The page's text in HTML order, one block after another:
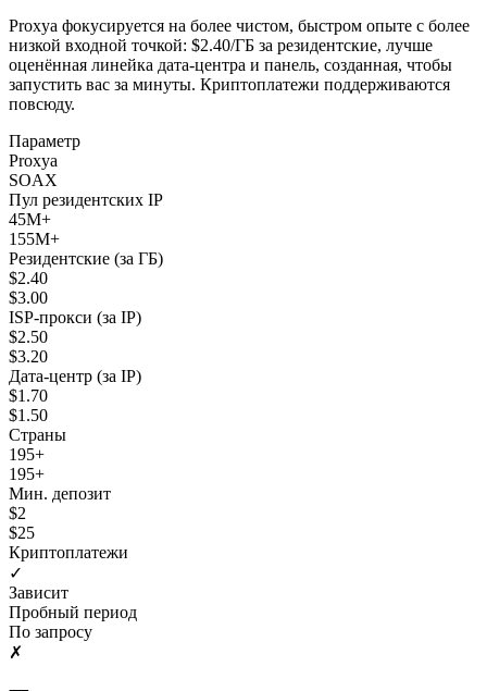
Proxya фокусируется на более чистом, быстром опыте с более
низкой входной точкой: $2.40/ГБ за резидентские, лучше
оценённая линейка дата-центра и панель, созданная, чтобы
запустить вас за минуты. Криптоплатежи поддерживаются
повсюду.
Параметр
Proxya
SOAX
Пул резидентских IP
45M+
155M+
Резидентские (за ГБ)
$2.40
$3.00
ISP-прокси (за IP)
$2.50
$3.20
Дата-центр (за IP)
$1.70
$1.50
Страны
195+
195+
Мин. депозит
$2
$25
Криптоплатежи
✓
Зависит
Пробный период
По запросу
✗